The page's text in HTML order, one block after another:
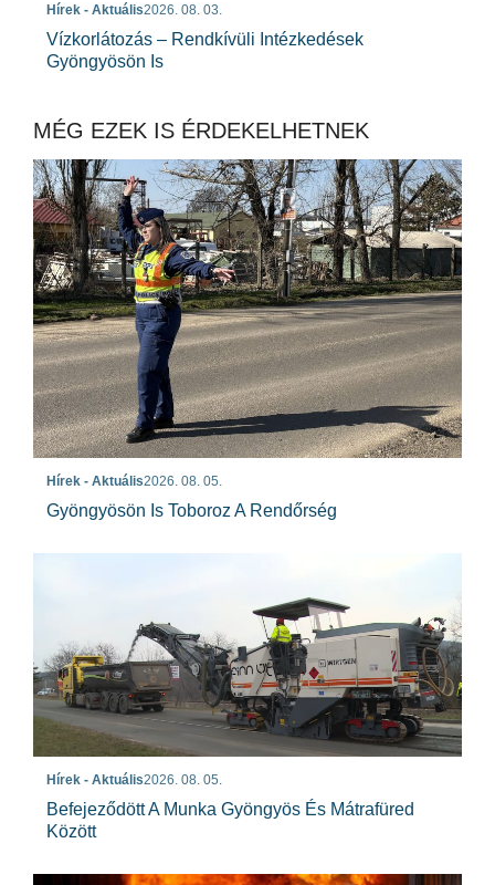
Hírek - Aktuális2026. 08. 03.
Vízkorlátozás – Rendkívüli Intézkedések
Gyöngyösön Is
MÉG EZEK IS ÉRDEKELHETNEK
Hírek - Aktuális2026. 08. 05.
Gyöngyösön Is Toboroz A Rendőrség
Hírek - Aktuális2026. 08. 05.
Befejeződött A Munka Gyöngyös És Mátrafüred
Között